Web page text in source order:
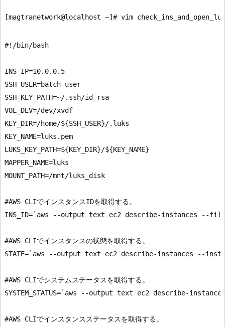
#!/bin/bash
INS_IP=10.0.0.5
SSH_USER=batch-user
SSH_KEY_PATH=~/.ssh/id_rsa
VOL_DEV=/dev/xvdf
KEY_DIR=/home/${SSH_USER}/.luks
KEY_NAME=luks.pem
LUKS_KEY_PATH=${KEY_DIR}/${KEY_NAME}
MAPPER_NAME=luks
MOUNT_PATH=/mnt/luks_disk
#AWS CLIでインスタンスIDを取得する。
INS_ID=`aws --output text ec2 describe-instances --
#AWS CLIでインスタンスの状態を取得する。
STATE=`aws --output text ec2 describe-instances --
#AWS CLIでシステムステータスを取得する。
SYSTEM_STATUS=`aws --output text ec2 describe-
#AWS CLIでインスタンスステータスを取得する。